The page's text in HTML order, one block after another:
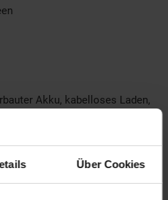
Über Cookies
Akku, kabelloses Laden,